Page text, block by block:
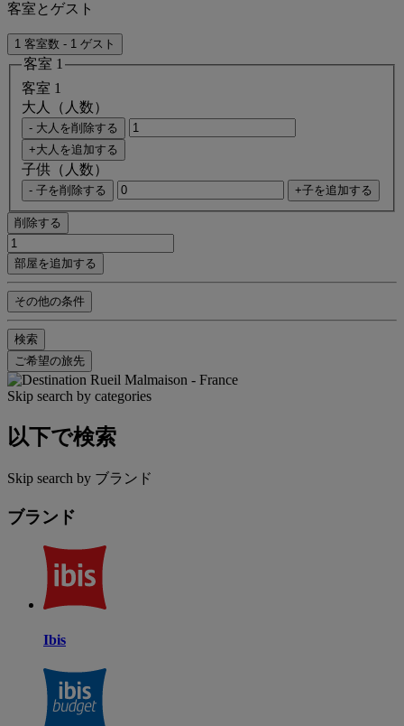
客室とゲスト
1 客室数 - 1 ゲスト
客室 1
客室 1
大人（人数）
- 大人を削除する
+大人を追加する
子供（人数）
- 子を削除する +子を追加する
削除する
部屋を追加する
その他の条件
検索
ご希望の旅先
Skip search by categories
以下で検索
Skip search by ブランド
ブランド
Ibis